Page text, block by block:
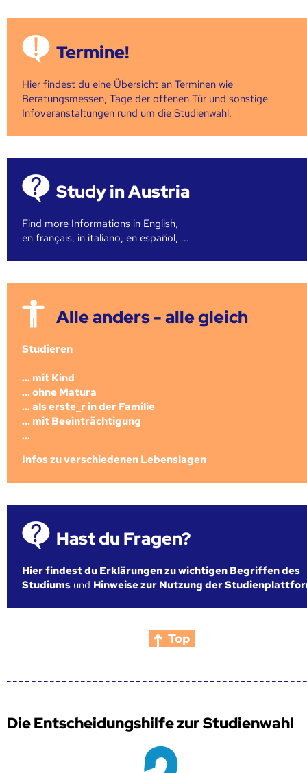
Termine!
Hier findest du eine Übersicht an Terminen wie
Beratungsmessen, Tage der offenen Tür und sonstige
Infoveranstaltungen rund um die Studienwahl.
Study in Austria
Find more Informations in English,
en français, in italiano, en español, ...
Alle anders - alle gleich
Studieren
... mit Kind
... ohne Matura
... als erste_r in der Familie
... mit Beeinträchtigung
...
Infos zu verschiedenen Lebenslagen
Hast du Fragen?
Hier findest du Erklärungen zu wichtigen Begriffen des
Studiums und Hinweise zur Nutzung der
Top
Die Entscheidungshilfe zur Studienwahl